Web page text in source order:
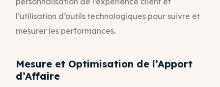
l’utilisation d’outils technologiques pour suivre et
mesurer les performances.
Mesure et Optimisation de l’Apport
d’Affaire